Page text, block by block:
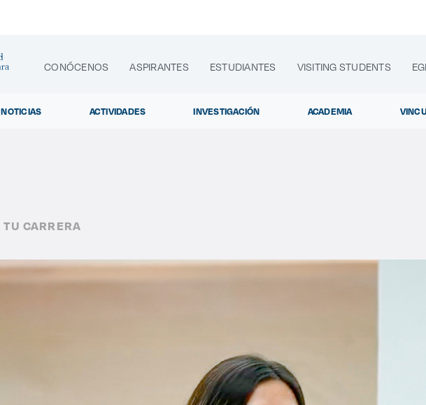
CONÓCENOS ASPIRANTES ESTUDIANTES VISITING STUDENTS
NOTICIAS ACTIVIDADES INVESTIGACIÓN ACADEMIA
Diplomados y C|
Enlaces de interés Lo más buscado
TU CARRERA